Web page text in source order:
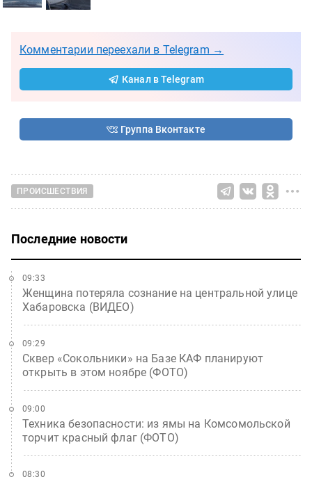
Комментарии переехали в Telegram →
Канал в Telegram
Группа Вконтакте
ПРОИСШЕСТВИЯ
Последние новости
Женщина потеряла сознание на центральной улице
Хабаровска (ВИДЕО)
09:33
Сквер «Сокольники» на Базе КАФ планируют
открыть в этом ноябре (ФОТО)
09:29
Техника безопасности: из ямы на Комсомольской
торчит красный флаг (ФОТО)
09:00
08:30